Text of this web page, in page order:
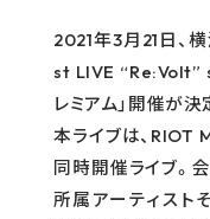
ARTIST
AUDITION
GOODS
2021年3月21日、
st LIVE “Re:Volt”
レミアム」開催が決
本ライブは、RIOT
同時開催ライブ。
所属アーティスト